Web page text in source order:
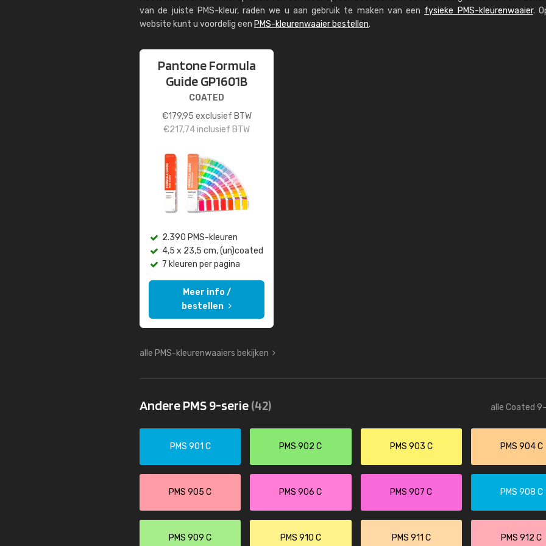
van de juiste PMS-kleur, raden we u aan gebruik te maken van een fysieke PMS-kleurenwaaier.
website kunt u voordelig een PMS-kleurenwaaier bestellen.
Pantone Formula
Guide GP1601B
COATED
€179,95 exclusief BTW
€217,74inclusief BTW
2.390 PMS-kleuren
4,5 x 23,5 cm, (un)coated
7 kleuren per pagina
Meer info /
bestellen
alle PMS-kleurenwaaiers bekijken
Andere PMS 9-serie(42) alle Coated
PMS 901 C PMS 902 C PMS 903 C PMS 904 C
PMS 905 C PMS 906 C PMS 907 C PMS 908 C
PMS 909 C PMS 910 C PMS 911 C PMS 912 C